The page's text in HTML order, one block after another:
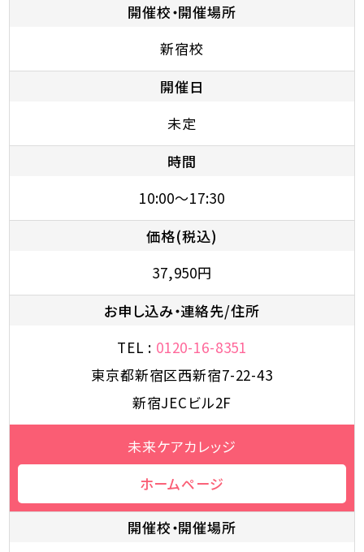
開催校・開催場所
新宿校
開催日
未定
時間
10:00～17:30
価格(税込)
37,950円
お申し込み・連絡先/住所
TEL : 0120-16-8351
東京都新宿区西新宿7-22-43
新宿JECビル2F
未来ケアカレッジ
ホームページ
開催校・開催場所